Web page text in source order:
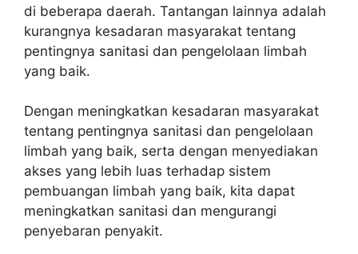
di beberapa daerah. Tantangan lainnya adalah
kurangnya kesadaran masyarakat tentang
pentingnya sanitasi dan pengelolaan limbah
yang baik.
Dengan meningkatkan kesadaran masyarakat
tentang pentingnya sanitasi dan pengelolaan
limbah yang baik, serta dengan menyediakan
akses yang lebih luas terhadap sistem
pembuangan limbah yang baik, kita dapat
meningkatkan sanitasi dan mengurangi
penyebaran penyakit.